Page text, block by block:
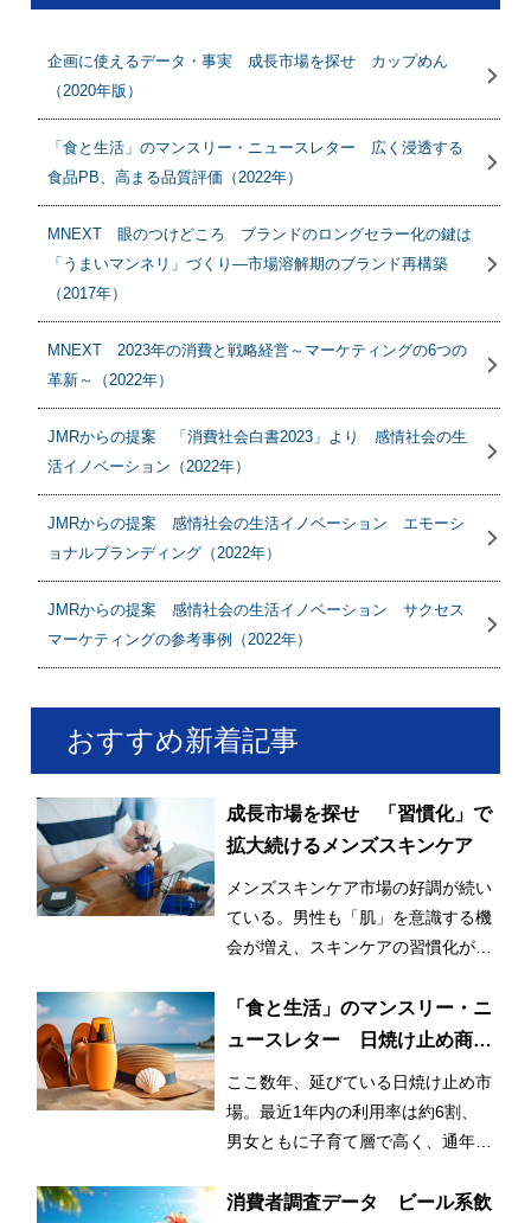
企画に使えるデータ・事実 成長市場を探せ カップめん
（2020年版）
「食と生活」のマンスリー・ニュースレター 広く浸透する
食品PB、高まる品質評価（2022年）
MNEXT 眼のつけどころ ブランドのロングセラー化の鍵は
「うまいマンネリ」づくり―市場溶解期のブランド再構築
（2017年）
MNEXT 2023年の消費と戦略経営～マーケティングの6つの
革新～（2022年）
JMRからの提案 「消費社会白書2023」より 感情社会の生
活イノベーション（2022年）
JMRからの提案 感情社会の生活イノベーション エモーシ
ョナルブランディング（2022年）
JMRからの提案 感情社会の生活イノベーション サクセス
マーケティングの参考事例（2022年）
おすすめ新着記事
成長市場を探せ 「習慣化」で
拡大続けるメンズスキンケア
メンズスキンケア市場の好調が続い
ている。男性も「肌」を意識する機
会が増え、スキンケアの習慣化が始
「食と生活」のマンスリー・ニ
ュースレター 日焼け止め商品
の利用率が3割増！ 日常的かつ
早期化・長期化する日焼け止め
市場
ここ数年、延びている日焼け止め市
場。最近1年内の利用率は約6割、
男女ともに子育て層で高く、通年利
とつの要因となっている。
消費者調査データ ビール系飲